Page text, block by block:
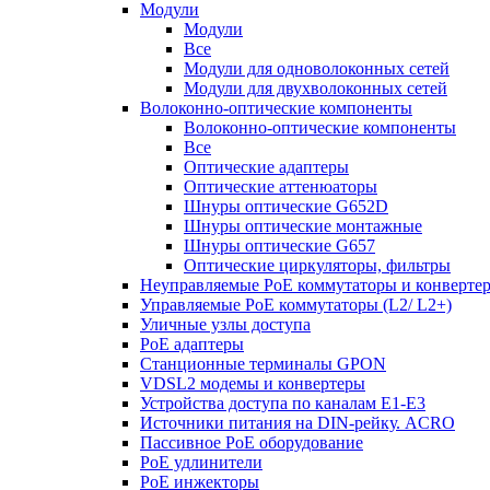
Модули
Модули
Все
Модули для одноволоконных сетей
Модули для двухволоконных сетей
Волоконно-оптические компоненты
Волоконно-оптические компоненты
Все
Оптические адаптеры
Оптические аттенюаторы
Шнуры оптические G652D
Шнуры оптические монтажные
Шнуры оптические G657
Оптические циркуляторы, фильтры
Неуправляемые PoE коммутаторы и
Управляемые PoE коммутаторы (L2/ L2+)
Уличные узлы доступа
PoE адаптеры
Станционные терминалы GPON
VDSL2 модемы и конвертеры
Устройства доступа по каналам E1-E3
Источники питания на DIN-рейку. ACRO
Пассивное PoE оборудование
PoE удлинители
PoE инжекторы